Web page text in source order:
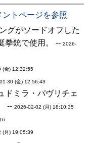
ントページを参照
グがソードオフした
拳銃で使用。 -- 2026-
(金) 12:32:55
30 (金) 12:56:43
ドミラ・パヴリチェ
-- 2026-02-02 (月) 18:10:35
(月) 19:05:39